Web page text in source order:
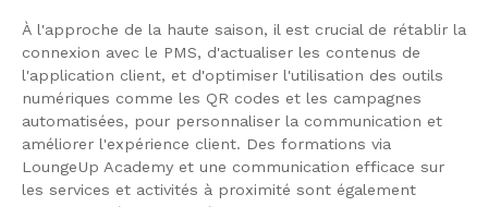
automatisées, pour personnaliser la communication et
améliorer l'expérience client. Des formations via
LoungeUp Academy et une communication efficace sur
les services et activités à proximité sont également
recommandées pour préparer au mieux l'accueil des
clients.
LIRE L'ARTICLE